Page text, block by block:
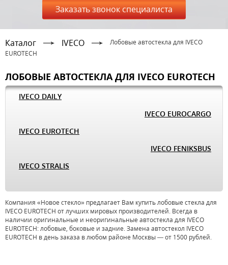
Заказать звонок специалиста
Каталог IVECO
Лобовые автостекла для IVECO
EUROTECH
ЛОБОВЫЕ АВТОСТЕКЛА ДЛЯ IVECO EUROTECH
IVECO DAILY
IVECO EUROCARGO
IVECO EUROTECH
IVECO FENIKSBUS
IVECO STRALIS
Компания «Новое стекло» предлагает Вам купить лобовые стекла для
IVECO EUROTECH от лучших мировых производителей. Всегда в
наличии оригинальные и неоригинальные автостекла для IVECO
EUROTECH: лобовые, боковые и задние. Замена автостекол IVECO
EUROTECH в день заказа в любом районе Москвы — от 1500 рублей.